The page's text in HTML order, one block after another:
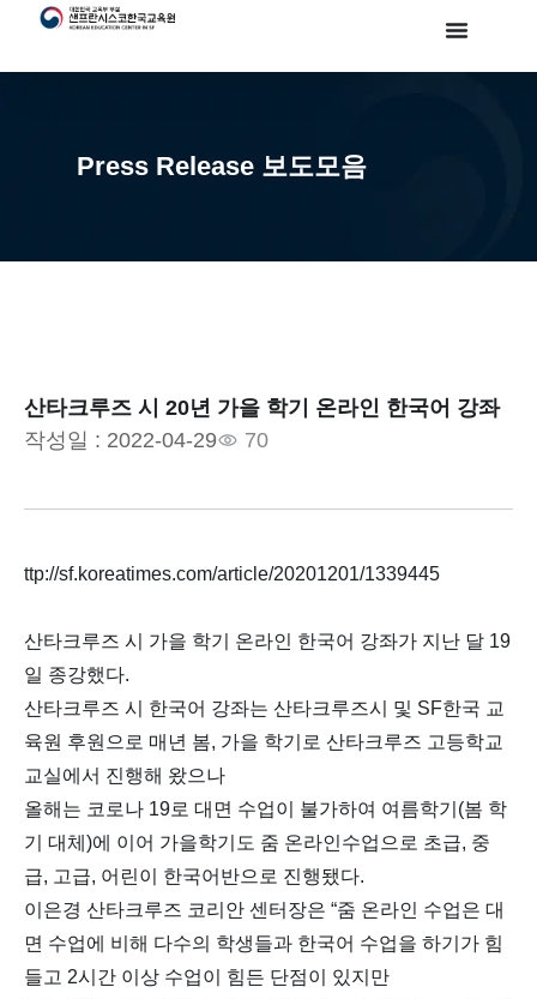
Press Release 보도모음
산타크루즈 시 20년 가을 학기 온라인 한국어 강좌
작성일 : 2022-04-29 70
ttp://sf.koreatimes.com/article/20201201/1339445
산타크루즈 시 가을 학기 온라인 한국어 강좌가 지난 달 19
일 종강했다.
산타크루즈 시 한국어 강좌는 산타크루즈시 및 SF한국 교
육원 후원으로 매년 봄, 가을 학기로 산타크루즈 고등학교
교실에서 진행해 왔으나
올해는 코로나 19로 대면 수업이 불가하여 여름학기(봄 학
기 대체)에 이어 가을학기도 줌 온라인수업으로 초급, 중
급, 고급, 어린이 한국어반으로 진행됐다.
이은경 산타크루즈 코리안 센터장은 “줌 온라인 수업은 대
면 수업에 비해 다수의 학생들과 한국어 수업을 하기가 힘
들고 2시간 이상 수업이 힘든 단점이 있지만